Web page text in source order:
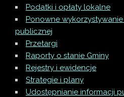
Podatki i opłaty lokalne
Ponowne
publicznej
Przetargi
Raporty o stanie Gminy
Rejestry i ewidencje
Strategie i plany
Udostępnianie informacji